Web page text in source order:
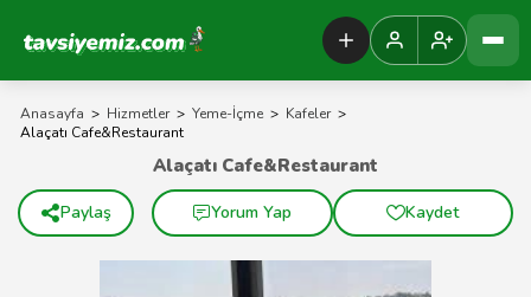
Tavsiyemiz Anasayfa
Anasayfa > Hizmetler > Yeme-İçme > Kafeler >
Alaçatı Cafe&Restaurant
Alaçatı Cafe&Restaurant
Paylaş Yorum Yap Kaydet